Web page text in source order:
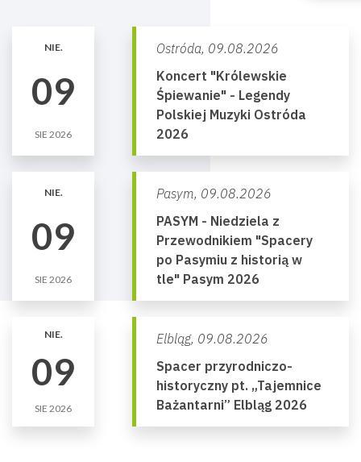
NIE.
09
SIE 2026
Ostróda, 09.08.2026
Koncert "Królewskie
Śpiewanie" - Legendy
Polskiej Muzyki Ostróda
2026
NIE.
09
SIE 2026
Pasym, 09.08.2026
PASYM - Niedziela z
Przewodnikiem "Spacery
po Pasymiu z historią w
tle" Pasym 2026
NIE.
09
SIE 2026
Elbląg, 09.08.2026
Spacer przyrodniczo-
historyczny pt. „Tajemnice
Bażantarni” Elbląg 2026